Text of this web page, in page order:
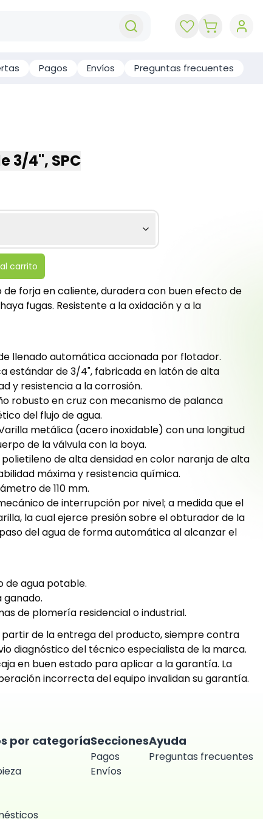
Pagos Envíos Preguntas frecuentes
3/4", SPC
carrito
forja en caliente, duradera con buen efecto de
fugas. Resistente a la oxidación y a la
llenado automática accionada por flotador.
estándar de 3/4", fabricada en latón de alta
y resistencia a la corrosión.
robusto en cruz con mecanismo de palanca
del flujo de agua.
metálica (acero inoxidable) con una longitud
de la válvula con la boya.
de alta densidad en color naranja de alta
máxima y resistencia química.
de 110 mm.
de interrupción por nivel; a medida que el
la cual ejerce presión sobre el obturador de la
del agua de forma automática al alcanzar el
de agua potable.
ganado.
de plomería residencial o industrial.
partir de la entrega del producto, siempre contra
diagnóstico del técnico especialista de la marca.
en buen estado para aplicar a la garantía. La
incorrecta del equipo invalidan su garantía.
por categoríaSecciones
Pagos
Envíos
Ayuda
Preguntas frecuentes